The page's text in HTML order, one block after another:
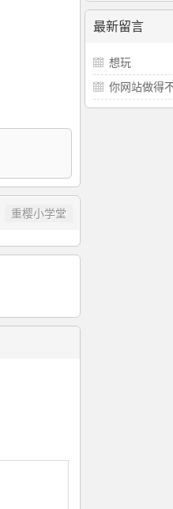
重樱小学堂
最新留言
想玩